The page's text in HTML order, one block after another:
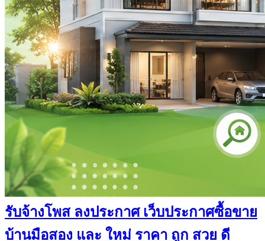
รับจ้างโพส ลงประกาศ เว็บประกาศซื้อขาย
บ้านมือสอง และ ใหม่ ราคา ถูก สวย ดี